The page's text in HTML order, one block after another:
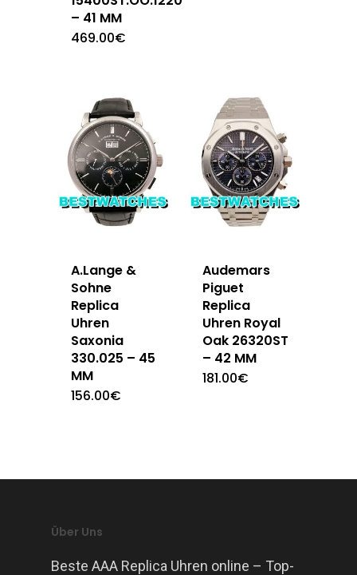
– 41 MM
469.00€
A.Lange &
Sohne
Replica
Uhren
Saxonia
330.025 – 45
MM
156.00€
Audemars
Piguet
Replica
Uhren Royal
Oak 26320ST
– 42 MM
181.00€
Über Uns
Beste AAA Replica Uhren online – Top-